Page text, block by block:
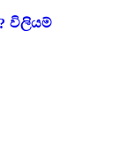
විලියම්